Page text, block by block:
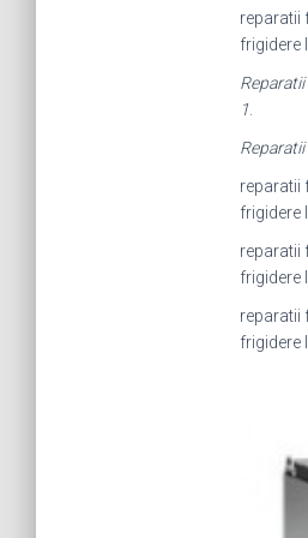
reparatii
frigidere
1
reparatii
frigidere
reparatii
frigidere
reparatii
frigidere